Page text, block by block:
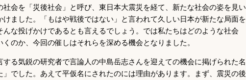
社会を「災後社会」と呼び、東日本大震災を経て、新たな社会の姿を見い
けました。「もはや戦後ではない」と言われて久しい日本が新たな局面を
んな投げかけであるとも言えるでしょう。では私たちはどのような社会
のか、今回の催しはそれらを深める機会となりました。
る気鋭の研究者で言論人の中島岳志さんを迎えての機会に掲げられた名
」でした。あえて平仮名にされたのには理由があります。まず、震災の後